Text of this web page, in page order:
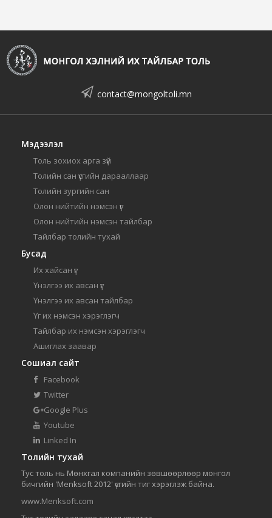
contact@mongoltoli.mn
Мэдээлэл
Толь зохиох арга зүй
Толийн сан үсгийн дарааллаар
Толийн зургийн сан
Олон нийтийн нэмсэн үг
Олон нийтийн нэмсэн тайлбар
Тайлбар толийн тухай
Бусад
Их хайсан үг
Үнэлгээ их авсан үг
Үнэлгээ их авсан тайлбар
Үг их нэмсэн хэрэглэгч
Тайлбар их нэмсэн хэрэглэгч
Ашиглах заавар
Сошиал сайт
Facebook
Twitter
Google Plus
Youtube
Linked In
Толийн тухай
Тус толь нь Мөнхгал компанийн зөвшөөрлөөр монгол
бичгийн 'Menksoft 2012' үсгийн тиг хэрэглэж байна.
www.Menksoft.com